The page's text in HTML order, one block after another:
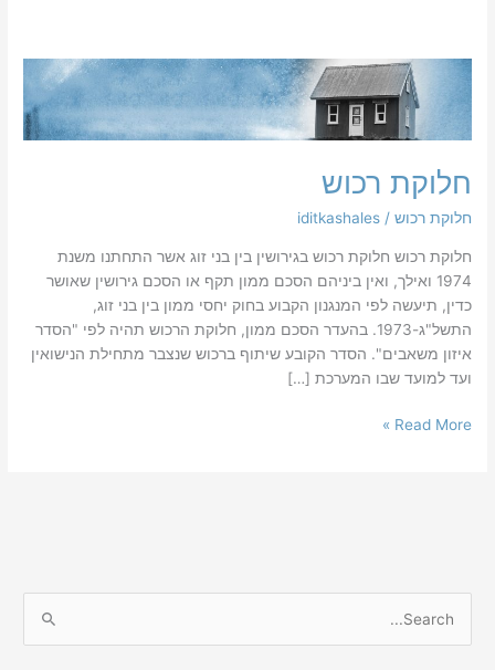
חלוקת רכוש
חלוקת רכוש /
iditkashales
חלוקת רכוש חלוקת רכוש בגירושין בין בני זוג אשר התחתנו משנת
1974 ואילך, ואין ביניהם הסכם ממון תקף או הסכם גירושין שאושר
כדין, תיעשה לפי המנגנון הקבוע בחוק יחסי ממון בין בני זוג,
התשל"ג-1973. בהעדר הסכם ממון, חלוקת הרכוש תהיה לפי "הסדר
איזון משאבים". הסדר הקובע שיתוף ברכוש שנצבר מתחילת הנישואין
ועד למועד שבו המערכת […]
חלוקת
Read More »